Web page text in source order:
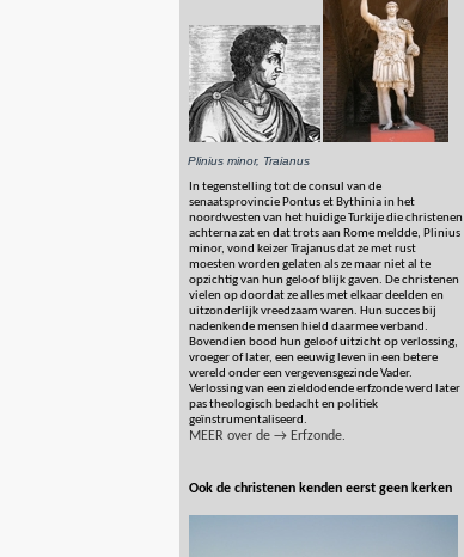
Plinius minor, Traianus
In tegenstelling tot de consul van de
senaatsprovincie Pontus et Bythinia in het
noordwesten van het huidige Turkije die christenen
achterna zat en dat trots aan Rome meldde, Plinius
minor, vond keizer Trajanus dat ze met rust
moesten worden gelaten als ze maar niet al te
opzichtig van hun geloof blijk gaven. De christenen
vielen op doordat ze alles met elkaar deelden en
uitzonderlijk vreedzaam waren. Hun succes bij
nadenkende mensen hield daarmee verband.
Bovendien bood hun geloof uitzicht op verlossing,
vroeger of later, een eeuwig leven in een betere
wereld onder een vergevensgezinde Vader.
Verlossing van een zieldodende erfzonde werd later
pas theologisch bedacht en politiek
geïnstrumentaliseerd.
MEER over de → Erfzonde.
Ook de christenen kenden eerst geen kerken